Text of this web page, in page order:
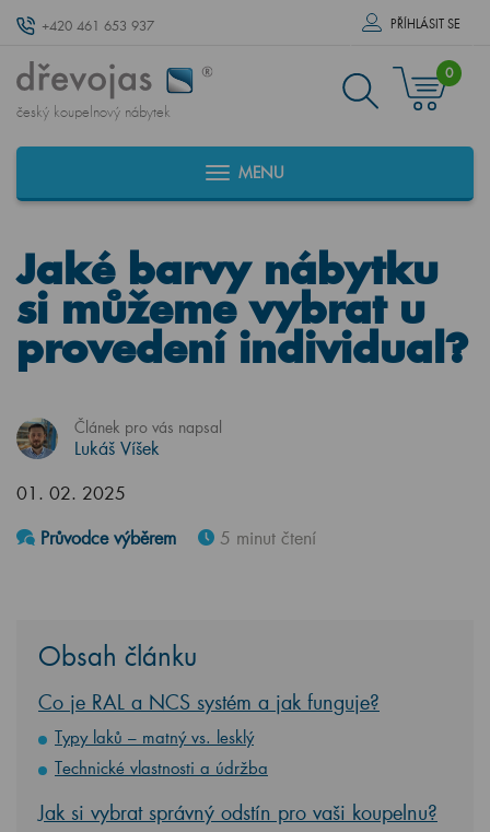
+420 461 653 937 PŘÍHLÁSIT SE
český koupelnový nábytek
0
MENU
Jaké barvy nábytku
si můžeme vybrat u
provedení individual?
Článek pro vás napsal
Lukáš Víšek
01. 02. 2025
Průvodce výběrem
5 minut čtení
Obsah článku
Co je RAL a NCS systém a jak funguje?
Typy laků – matný vs. lesklý
Technické vlastnosti a údržba
Jak si vybrat správný odstín pro vaši koupelnu?